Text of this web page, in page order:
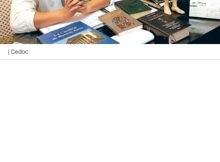
| Cedoc